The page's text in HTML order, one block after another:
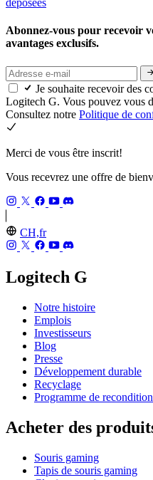
déposées
Abonnez-vous pour recevoir
avantages exclusifs.
Je souhaite recevoir des
Logitech G. Vous pouvez vous
Consultez notre Politique de
Merci de vous être inscrit!
Vous recevrez une offre de
CH,fr
Logitech G
Notre histoire
Emplois
Investisseurs
Blog
Presse
Développement durable
Recyclage
Programme de
Acheter des
Souris gaming
Tapis de souris gaming